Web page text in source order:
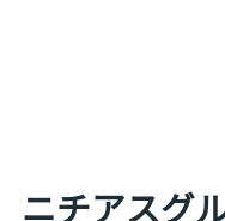
ニチアスグ